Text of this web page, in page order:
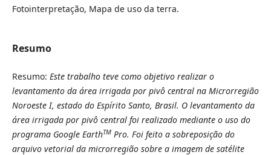
Fotointerpretação, Mapa de uso da terra.
Resumo
Resumo: Este trabalho teve como objetivo realizar o
levantamento da área irrigada por pivô central na Microrregião
Noroeste I, estado do Espírito Santo, Brasil. O levantamento da
área irrigada por pivô central foi realizado mediante o uso do
programa Google EarthTMPro. Foi feito a sobreposição do
arquivo vetorial da microrregião sobre a imagem de satélite